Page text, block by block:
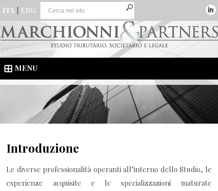
ITA ENG
MENU
Introduzione
Le diverse professionalità operanti all’interno dello Studio, le
esperienze acquisite e le specializzazioni maturate